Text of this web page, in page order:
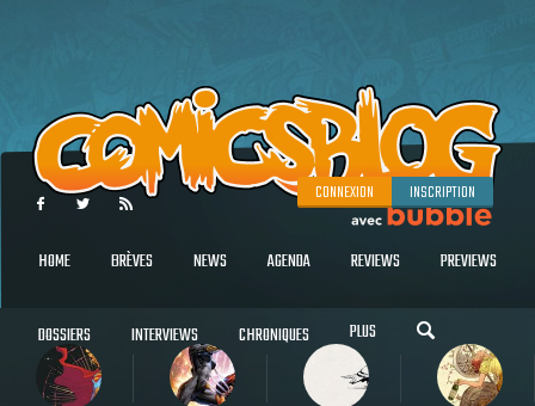
CONNEXION INSCRIPTION
HOME BRÈVES NEWS AGENDA REVIEWS PREVIEWS
DOSSIERS INTERVIEWS CHRONIQUES PLUS